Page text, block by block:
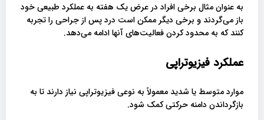
به عنوان مثال برخی افراد در عرض یک هفته به عملکرد طبیعی خود
باز می‌گردند و برخی دیگر ممکن است درد پس از جراحی را تجربه
کنند که به محدود کردن فعالیت‌های آنها ادامه می‌دهد.
عملکرد فیزیوتراپی
موارد متوسط ​​یا شدید معمولاً به نوعی فیزیوتراپی نیاز دارند تا به
بازگرداندن دامنه حرکتی کمک شود.